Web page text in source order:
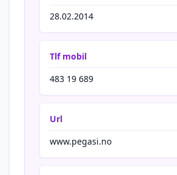
28.02.2014
Tlf mobil
483 19 689
Url
www.pegasi.no